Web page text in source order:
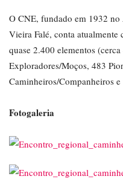
O CNE, fundado em 1932
Vieira Falé, conta
quase 2.400 elementos
Exploradores/Moços, 483
Caminheiros/Companheiros
Fotogaleria